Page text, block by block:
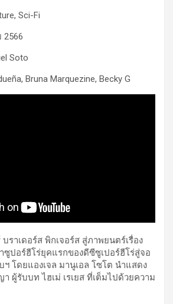
Sci-Fi
2566
Soto
Bruna Marquezine, Becky G
บราเดอร์ส พิกเจอร์ส สู่ภาพยนตร์เรื่อง
ำซูปอร์ฮีโร่ยุคแรกของดีซีซูเปอร์ฮีโร่สู่จอ
โดยแองเจล มานูเอล โซโต นำแสดง
ผู้รับบท ไฮเม่ เรเยส ที่เต็มไปด้วยความ